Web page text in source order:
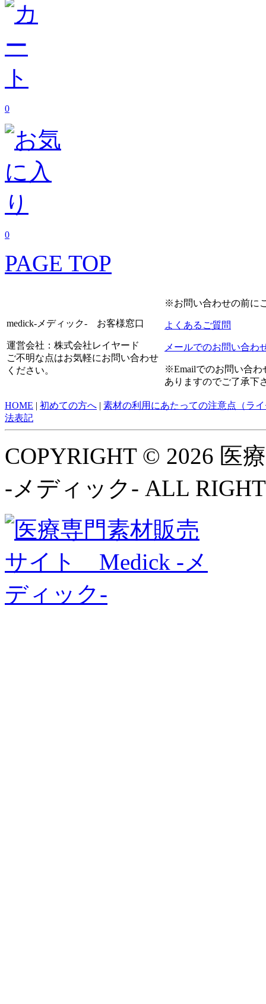
0
0
PAGE TOP
medick-メディック- お客様窓口
運営会社：株式会社レイヤード
ご不明な点はお気軽にお問い合わせ
ください。
※お問い合わせの前に
よくあるご質問
メールでのお問い合わ
※Emailでのお問い合わ
ありますのでご了承下
HOME | 初めての方へ | 素材の利用にあたっての注意点（ラ
法表記
COPYRIGHT © 2026 医
-メディック- ALL RIGHT